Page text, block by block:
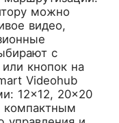
можно
видео,
с
кнопок на
Videohub
12×12, 20×20
компактным